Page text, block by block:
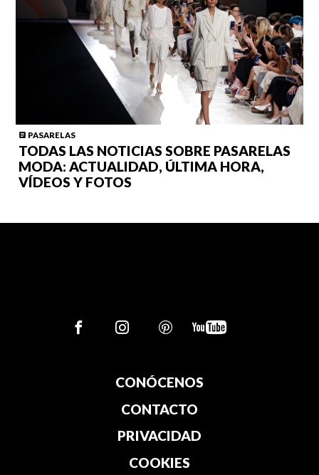
PASARELAS
TODAS LAS NOTICIAS SOBRE PASARELAS
MODA: ACTUALIDAD, ÚLTIMA HORA,
VÍDEOS Y FOTOS
CONÓCENOS
CONTACTO
PRIVACIDAD
COOKIES